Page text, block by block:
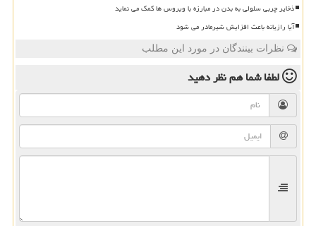
ذخایر چربی سلولی به بدن در مبارزه با ویروس ها کمک می نماید
آیا رازیانه باعث افزایش شیرمادر می شود
نظرات بینندگان در مورد این مطلب
لطفا شما همنظر دهید